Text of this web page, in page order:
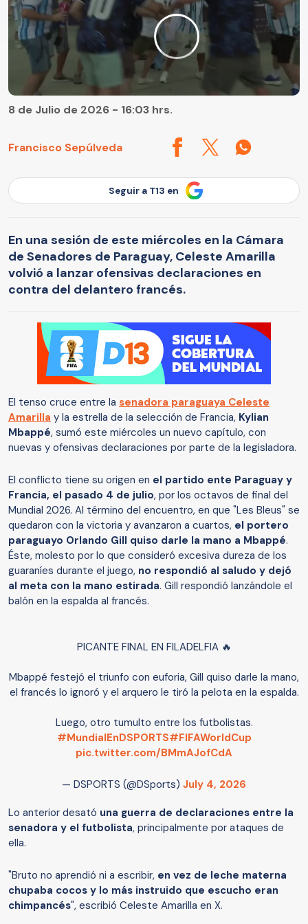
Francisco Sepúlveda
8 de Julio de 2026 - 16:03 hrs.
Seguir a T13 en
En una sesión de este miércoles en la Cámara
de Senadores de Paraguay, Celeste Amarilla
volvió a lanzar ofensivas declaraciones en
contra del delantero francés.
El tenso cruce entre la senadora paraguaya Celeste
Amarilla y la estrella de la selección de Francia, Kylian
Mbappé, sumó este miércoles un nuevo capítulo, con
nuevas y ofensivas declaraciones por parte de la legisladora.
El conflicto tiene su origen en el partido ente Paraguay y
Francia, el pasado 4 de julio, por los octavos de final del
Mundial 2026. Al término del encuentro, en que "Les Bleus" se
quedaron con la victoria y avanzaron a cuartos, el portero
paraguayo Orlando Gill quiso darle la mano a Mbappé.
Éste, molesto por lo que consideró excesiva dureza de los
guaraníes durante el juego, no respondió al saludo y dejó
al meta con la mano estirada. Gill respondió lanzándole el
balón en la espalda al francés.
PICANTE FINAL EN FILADELFIA 🔥
Mbappé festejó el triunfo con euforia, Gill quiso darle la mano,
el francés lo ignoró y el arquero le tiró la pelota en la espalda.
Luego, otro tumulto entre los futbolistas.
#MundialEnDSPORTS#FIFAWorldCup
pic.twitter.com/BMmAJofCdA
— DSPORTS (@DSports) July 4, 2026
Lo anterior desató una guerra de declaraciones entre la
senadora y el futbolista, principalmente por ataques de
ella.
"Bruto no aprendió ni a escribir, en vez de leche materna
chupaba cocos y lo más instruido que escucho eran
chimpancés", escribió Celeste Amarilla en X.